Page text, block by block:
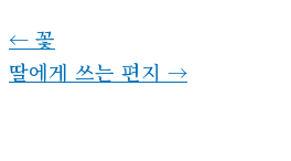
← 꽃
딸에게 쓰는 편지 →